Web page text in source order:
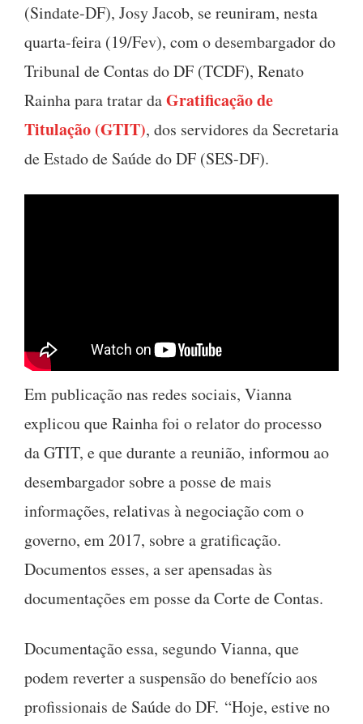
(Sindate-DF), Josy Jacob, se reuniram, nesta
quarta-feira (19/Fev), com o desembargador do
Tribunal de Contas do DF (TCDF), Renato
Rainha para tratar daGratificação de
Titulação (GTIT), dos servidores da Secretaria
de Estado de Saúde do DF (SES-DF).
Em publicação nas redes sociais, Vianna
explicou que Rainha foi o relator do processo
da GTIT, e que durante a reunião, informou ao
desembargador sobre a posse de mais
informações, relativas à negociação com o
governo, em 2017, sobre a gratificação.
Documentos esses, a ser apensadas às
documentações em posse da Corte de Contas.
Documentação essa, segundo Vianna, que
podem reverter a suspensão do benefício aos
profissionais de Saúde do DF. “Hoje, estive no